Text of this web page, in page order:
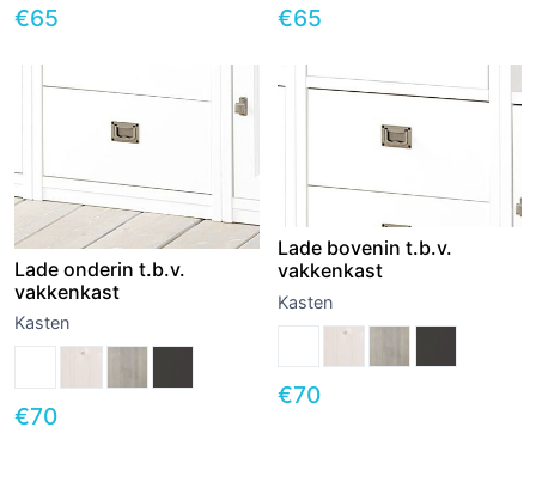
€65 €65
Lade onderin t.b.v.
vakkenkast
Kasten
€70
Lade bovenin t.b.v.
vakkenkast
Kasten
€70